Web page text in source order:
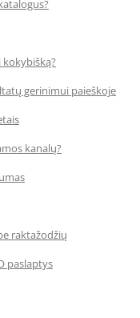
kokybišką?
gerinimui paieškoje
kanalų?
raktažodžių
paslaptys